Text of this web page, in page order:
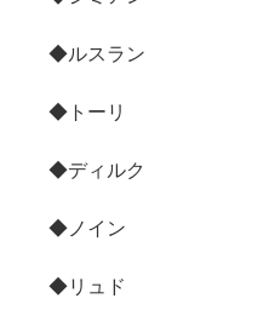
◆ルスラン
◆トーリ
◆ディルク
◆ノイン
◆リュド